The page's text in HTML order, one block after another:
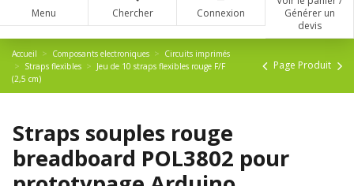
Menu Chercher Connexion
Générer un
devis
Accueil Composants electroniques
Circuits imprimés
Straps flexibles
Jeu de 10 straps flexibles rouge F/F
(2,5 cm)
Page Produit
Straps souples rouge
breadboard POL3802 pour